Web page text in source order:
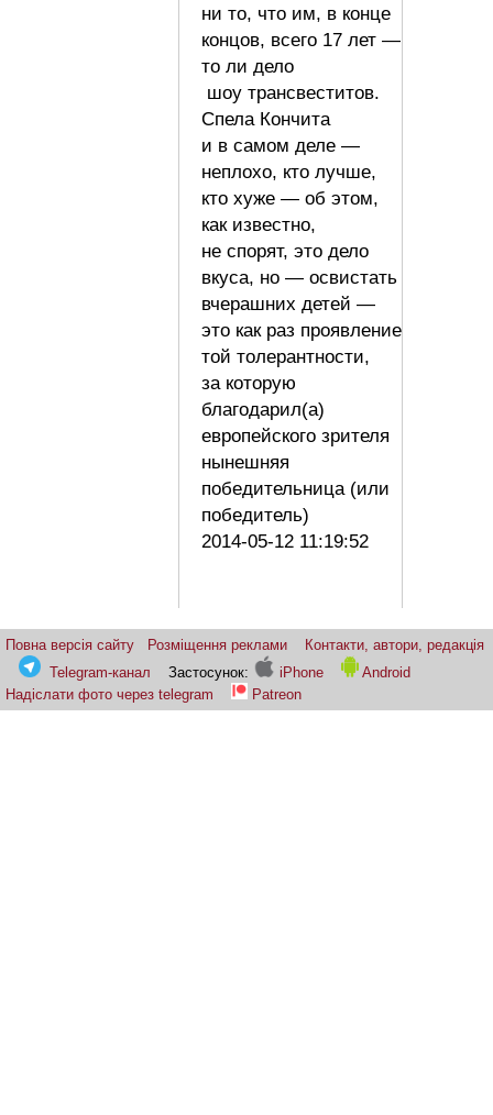
ни то, что им, в конце
концов, всего 17 лет —
то ли дело
шоу трансвеститов.
Спела Кончита
и в самом деле —
неплохо, кто лучше,
кто хуже — об этом,
как известно,
не спорят, это дело
вкуса, но — освистать
вчерашних детей —
это как раз проявление
той толерантности,
за которую
благодарил(а)
европейского зрителя
нынешняя
победительница (или
победитель)
2014-05-12 11:19:52
Повна версія сайту Розміщення реклами
Контакти, автори, редакція
Telegram-канал
Застосунок: iPhone
Android
Надіслати фото через telegram
Patreon